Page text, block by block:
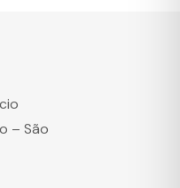
– São